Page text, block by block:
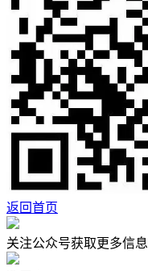
返回首页
关注公众号获取更多信息